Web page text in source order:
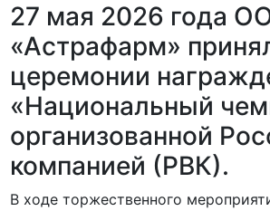
27 мая 2026 года
«Астрафарм»
церемонии
«Национальный
организованной
компанией (РВК).
В ходе торжественного